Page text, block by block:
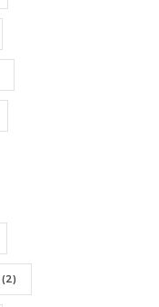
(2)